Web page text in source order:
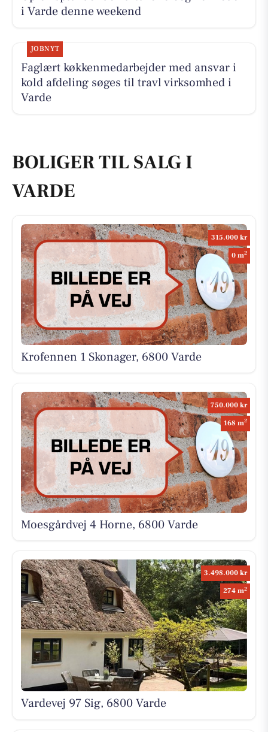
i Varde denne weekend
JOBNYT
Faglært køkkenmedarbejder med ansvar i
kold afdeling søges til travl virksomhed i
Varde
BOLIGER TIL SALG I
VARDE
315.000 kr
0 m2
Krofennen 1 Skonager, 6800 Varde
750.000 kr
168 m2
Moesgårdvej 4 Horne, 6800 Varde
3.498.000 kr
274 m2
Vardevej 97 Sig, 6800 Varde